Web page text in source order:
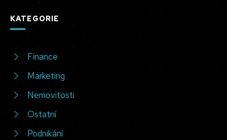
KATEGORIE
Finance
Marketing
Nemovitosti
Ostatní
Podnikání